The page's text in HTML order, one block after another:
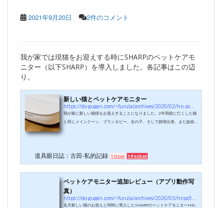
2021年9月20日 2件のコメント
我が家では現猫をお迎えする時にSHARPのペットケアモ
ニター（以下SHARP）を導入しました。各記事はこの辺
り。
新しい猫とペットケアモニター
https://do-gugan.com/~furuta/archives/2020/02/hn-pc001.html
我が家に新しい猫様をお迎えすることになりました。2年弱前に亡くした猫
と同じメインクーン、ブランタビー、女の子、そして静岡出身。まだ血統
品を買うついでに生体を見てはいたんですが、先日たまたま某ショップの
公式サイトのリストを見ていて、2駅ほど離れた支店に上記のように前猫に
似ている子がいるというのを見つけ...
道具眼日誌：古田-私的記録 1 User 1 Pocket
ペットケアモニター追加レビュー（アプリ動作写
真）
https://do-gugan.com/~furuta/archives/2020/03/hnpc001-2.html
先月新しい猫のお迎えと同時に導入したSHARPのペットケアモニターHN-